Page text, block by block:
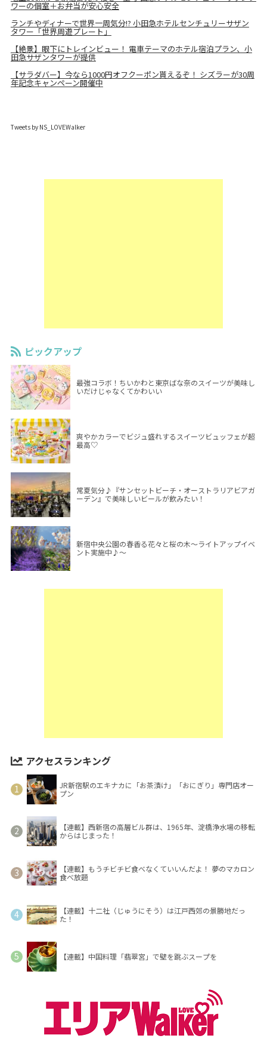
ワーの個室＋お弁当が安心安全
ランチやディナーで世界一周気分!? 小田急ホテルセンチュリーサザン
タワー「世界周遊プレート」
【絶景】眼下にトレインビュー！ 電車テーマのホテル宿泊プラン、小
田急サザンタワーが提供
【サラダバー】今なら1000円オフクーポン貰えるぞ！ シズラーが30周
年記念キャンペーン開催中
Tweets by NS_LOVEWalker
ピックアップ
最強コラボ！ちいかわと東京ばな奈のスイーツが美味し
いだけじゃなくてかわいい
爽やかカラーでビジュ盛れするスイーツビュッフェが超
最高♡
常夏気分♪『サンセットビーチ・オーストラリアビアガ
ーデン』で美味しいビールが飲みたい！
新宿中央公園の春香る花々と桜の木～ライトアップイベ
ント実施中♪～
アクセスランキング
JR新宿駅のエキナカに「お茶漬け」「おにぎり」専門店オー
プン
【連載】西新宿の高層ビル群は、1965年、淀橋浄水場の移転
からはじまった！
【連載】もうチビチビ食べなくていいんだよ！ 夢のマカロン
食べ放題
【連載】十二社（じゅうにそう）は江戸西郊の景勝地だっ
た！
【連載】中国料理「翡翠宮」で壁を跳ぶスープを